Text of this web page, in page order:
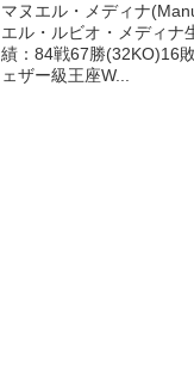
マヌエル・メディナ
エル・ルビオ・メディナ
績：84戦67勝(32KO)16
ェザー級王座W...